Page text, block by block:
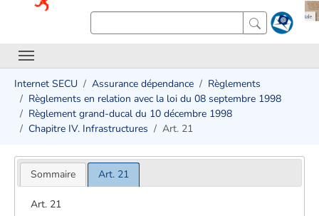
Internet SECU Assurance dépendance
Règlements
Règlements en relation avec la loi du 08 septembre 1998
Règlement grand-ducal du 10 décembre 1998
Chapitre IV. Infrastructures
Art. 21
Sommaire Art. 21
Art. 21